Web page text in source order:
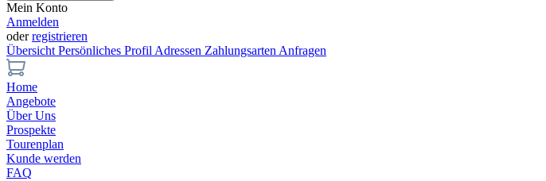
Mein Konto
Anmelden
oderregistrieren
Übersicht Persönliches Profil Adressen Zahlungsarten Anfragen
Home
Angebote
Über Uns
Prospekte
Tourenplan
Kunde werden
FAQ